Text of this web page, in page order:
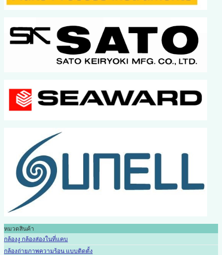
หมวดสินค้า
กล้องงู กล้องส่องในที่แคบ
กล้องถ่ายภาพความร้อน แบบติดตั้ง